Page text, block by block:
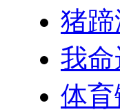
猪
我
体